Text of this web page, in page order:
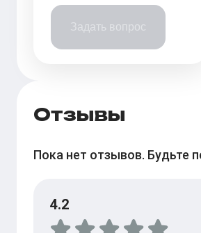
Задать вопрос
Отзывы
Пока нет отзывов. Будьте
4.2